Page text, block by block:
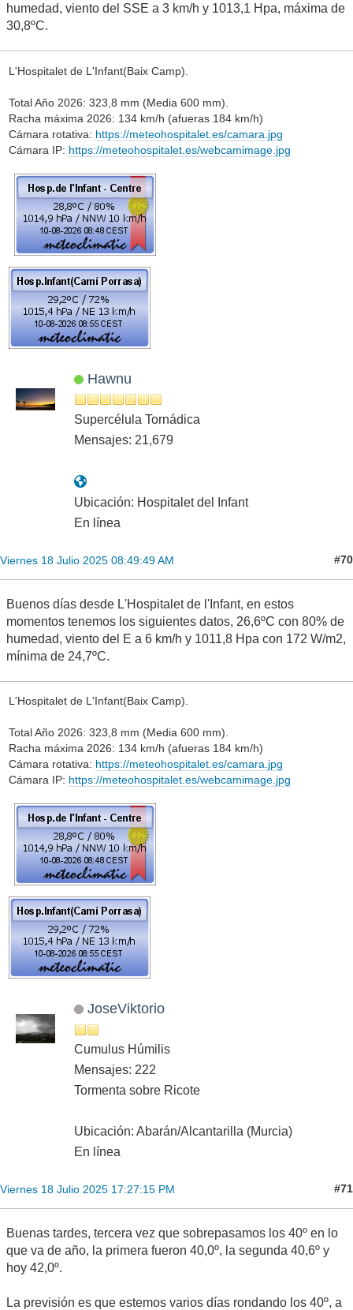
humedad, viento del SSE a 3 km/h y 1013,1 Hpa, máxima de
30,8ºC.
L'Hospitalet de L'Infant(Baix Camp).
Total Año 2026: 323,8 mm (Media 600 mm).
Racha máxima 2026: 134 km/h (afueras 184 km/h)
Cámara rotativa: https://meteohospitalet.es/camara.jpg
Cámara IP: https://meteohospitalet.es/webcamimage.jpg
Hawnu
Supercélula Tornádica
Mensajes: 21,679
Ubicación: Hospitalet del Infant
En línea
Viernes 18 Julio 2025 08:49:49 AM #70
Buenos días desde L'Hospitalet de l'Infant, en estos
momentos tenemos los siguientes datos, 26,6ºC con 80% de
humedad, viento del E a 6 km/h y 1011,8 Hpa con 172 W/m2,
mínima de 24,7ºC.
L'Hospitalet de L'Infant(Baix Camp).
Total Año 2026: 323,8 mm (Media 600 mm).
Racha máxima 2026: 134 km/h (afueras 184 km/h)
Cámara rotativa: https://meteohospitalet.es/camara.jpg
Cámara IP: https://meteohospitalet.es/webcamimage.jpg
JoseViktorio
Cumulus Húmilis
Mensajes: 222
Tormenta sobre Ricote
Ubicación: Abarán/Alcantarilla (Murcia)
En línea
Viernes 18 Julio 2025 17:27:15 PM #71
Buenas tardes, tercera vez que sobrepasamos los 40º en lo
que va de año, la primera fueron 40,0º, la segunda 40,6º y
hoy 42,0º.
La previsión es que estemos varios días rondando los 40º, a